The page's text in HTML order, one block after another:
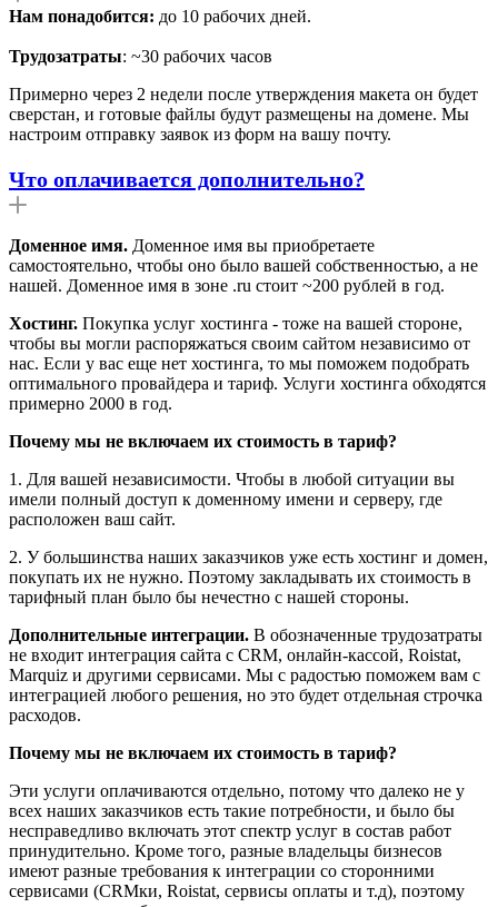
Нам понадобится: до 10 рабочих дней.
Трудозатраты: ~30 рабочих часов
Примерно через 2 недели после утверждения макета он будет
сверстан, и готовые файлы будут размещены на домене. Мы
настроим отправку заявок из форм на вашу почту.
Что оплачивается дополнительно?
Доменное имя. Доменное имя вы приобретаете
самостоятельно, чтобы оно было вашей собственностью, а не
нашей. Доменное имя в зоне .ru стоит ~200 рублей в год.
Хостинг. Покупка услуг хостинга - тоже на вашей стороне,
чтобы вы могли распоряжаться своим сайтом независимо от
нас. Если у вас еще нет хостинга, то мы поможем подобрать
оптимального провайдера и тариф. Услуги хостинга обходятся
примерно 2000 в год.
Почему мы не включаем их стоимость в тариф?
1. Для вашей независимости. Чтобы в любой ситуации вы
имели полный доступ к доменному имени и серверу, где
расположен ваш сайт.
2. У большинства наших заказчиков уже есть хостинг и домен,
покупать их не нужно. Поэтому закладывать их стоимость в
тарифный план было бы нечестно с нашей стороны.
Дополнительные интеграции. В обозначенные трудозатраты
не входит интеграция сайта с CRM, онлайн-кассой, Roistat,
Marquiz и другими сервисами. Мы с радостью поможем вам с
интеграцией любого решения, но это будет отдельная строчка
расходов.
Почему мы не включаем их стоимость в тариф?
Эти услуги оплачиваются отдельно, потому что далеко не у
всех наших заказчиков есть такие потребности, и было бы
несправедливо включать этот спектр услуг в состав работ
принудительно. Кроме того, разные владельцы бизнесов
имеют разные требования к интеграции со сторонними
сервисами (CRMки, Roistat, сервисы оплаты и т.д), поэтому